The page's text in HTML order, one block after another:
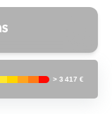
> 3 417 €